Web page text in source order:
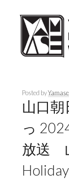
Posted by
山口
っ
放送